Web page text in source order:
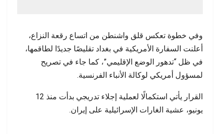
وفي خطوة تعكس قلق واشنطن من اتساع رقعة النزاع،
أعلنت السفارة الأمريكية في بغداد تقليصًا جديدًا لطاقمها،
في ظل “تدهور الوضع الإقليمي”، كما جاء في تصريح
لمسؤول أمريكي لوكالة الأنباء الفرنسية.
القرار يأتي استكمالًا لعملية إجلاء تدريجي بدأت منذ 12
يونيو، عشية الغارات الإسرائيلية على إيران.